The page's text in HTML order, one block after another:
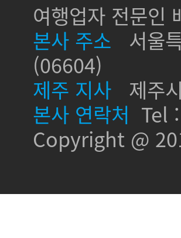
여행업자 전문인
본사 주소 서울
(06604)
제주 지사 제주
본사 연락처 Tel
Copyright @